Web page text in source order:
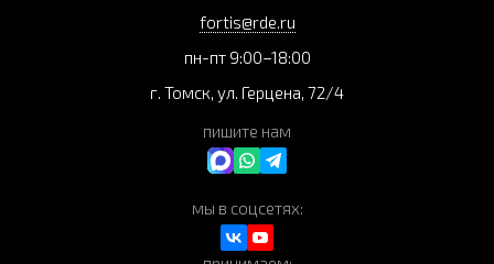
fortis@rde.ru
пн-пт 9:00–18:00
г. Томск, ул. Герцена, 72/4
пишите нам
мы в соцсетях: